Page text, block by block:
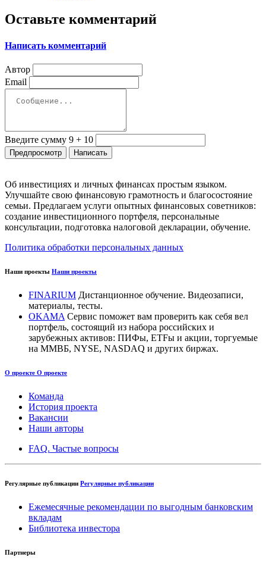
Оставьте комментарий
Написать комментарий
Автор
Email
Введите сумму 9 + 10
Об инвестициях и личных финансах простым языком.
Улучшайте свою финансовую грамотность и благосостояние
семьи. Предлагаем услуги опытных финансовых советников:
создание инвестиционного портфеля, персональные
консультации, подготовка налоговой декларации, обучение.
Политика обработки персональных данных
Наши проекты Наши проекты
FINARIUM Дистанционное обучение. Видеозаписи,
материалы, тесты.
OKAMA Сервис поможет вам проверить как себя вел
портфель, состоящий из набора российских и
зарубежных активов: ПИФы, ETFы и акции, торгуемые
на ММВБ, NYSE, NASDAQ и других биржах.
О проекте О проекте
Команда
История проекта
Вакансии
Наши авторы
FAQ. Частые вопросы
Регулярные публикации Регулярные публикации
Ежемесячные рекомендации по выгодным банковским
вкладам
Библиотека инвестора
Партнеры